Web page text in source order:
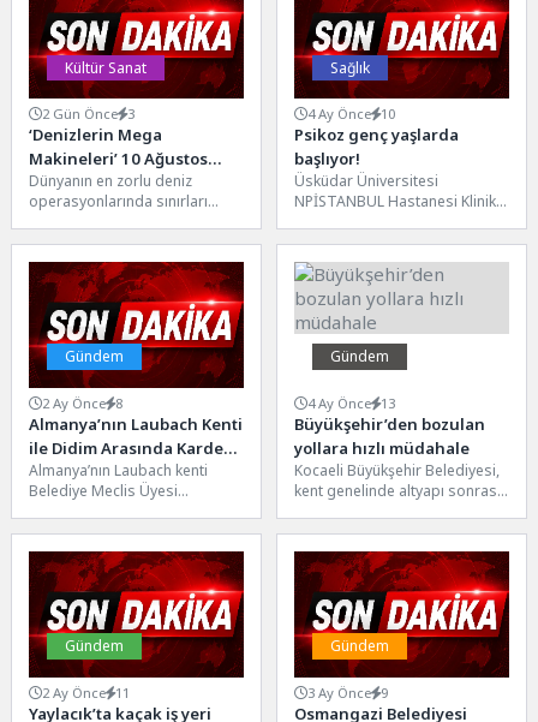
Kültür Sanat
2 Gün Önce 3
‘Denizlerin Mega
Makineleri’ 10 Ağustos
Pazartesi 21.00’de National
Geographic’te Başlıyor!
Dünyanın en zorlu deniz
operasyonlarında sınırları
teknolojiler ekrana taşınıyor…
Bilim ve mühendisliğin son...
Sağlık
4 Ay Önce 10
Psikoz genç yaşlarda
başlıyor!
Üsküdar Üniversitesi
NPİSTANBUL Hastanesi Klinik
psikozun belirtileri, nedenleri,
risk faktörleri ve...
Gündem
2 Ay Önce 8
Almanya’nın Laubach Kenti
ile Didim Arasında Kardeş
Şehir Bağları Güçleniyor
Almanya’nın Laubach kenti
Belediye Meclis Üyesi
Didim Derneği Başkan
Yardımcısı Ayhan Zeybek,...
Gündem
4 Ay Önce 13
Büyükşehir’den bozulan
yollara hızlı müdahale
Kocaeli Büyükşehir Belediyesi,
kent genelinde altyapı sonrası
ulaşım konforunu artırıyor. Bu...
Gündem
2 Ay Önce 11
Yaylacık’ta kaçak iş yeri
Gündem
3 Ay Önce 9
Osmangazi Belediyesi